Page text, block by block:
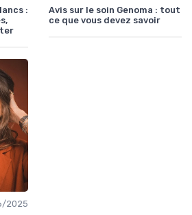
:
Avis sur le soin Genoma : tout
ce que vous devez savoir
2025